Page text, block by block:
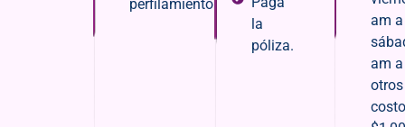
perfilamiento.
la
póliza.
am
am